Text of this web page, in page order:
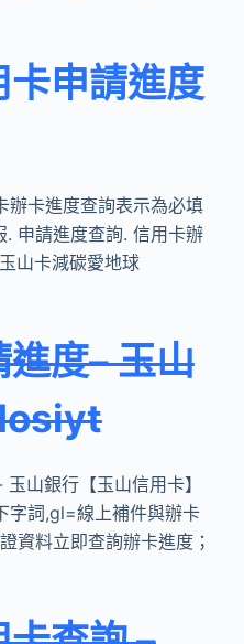
申請進度
辦卡進度查詢表示為必填
申請進度查詢. 信用卡辦
山卡減碳愛地球
度– 玉山
山銀行【玉山信用卡】
字詞,gl=線上補件與辦卡
資料立即查詢辦卡進度；